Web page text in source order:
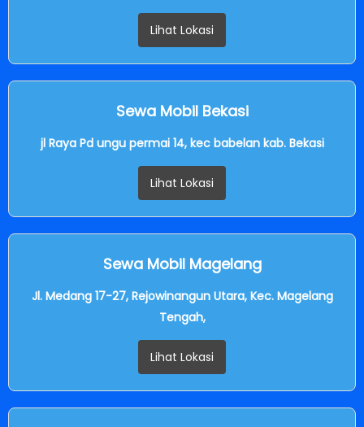
Lihat Lokasi
Sewa Mobil Bekasi
jl Raya Pd ungu permai 14, kec babelan kab. Bekasi
Lihat Lokasi
Sewa Mobil Magelang
Jl. Medang 17-27, Rejowinangun Utara, Kec. Magelang
Tengah,
Lihat Lokasi